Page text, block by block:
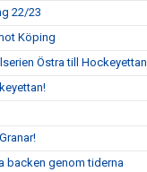
22/23
Köping
Östra till Hockeyettan
backen genom tiderna